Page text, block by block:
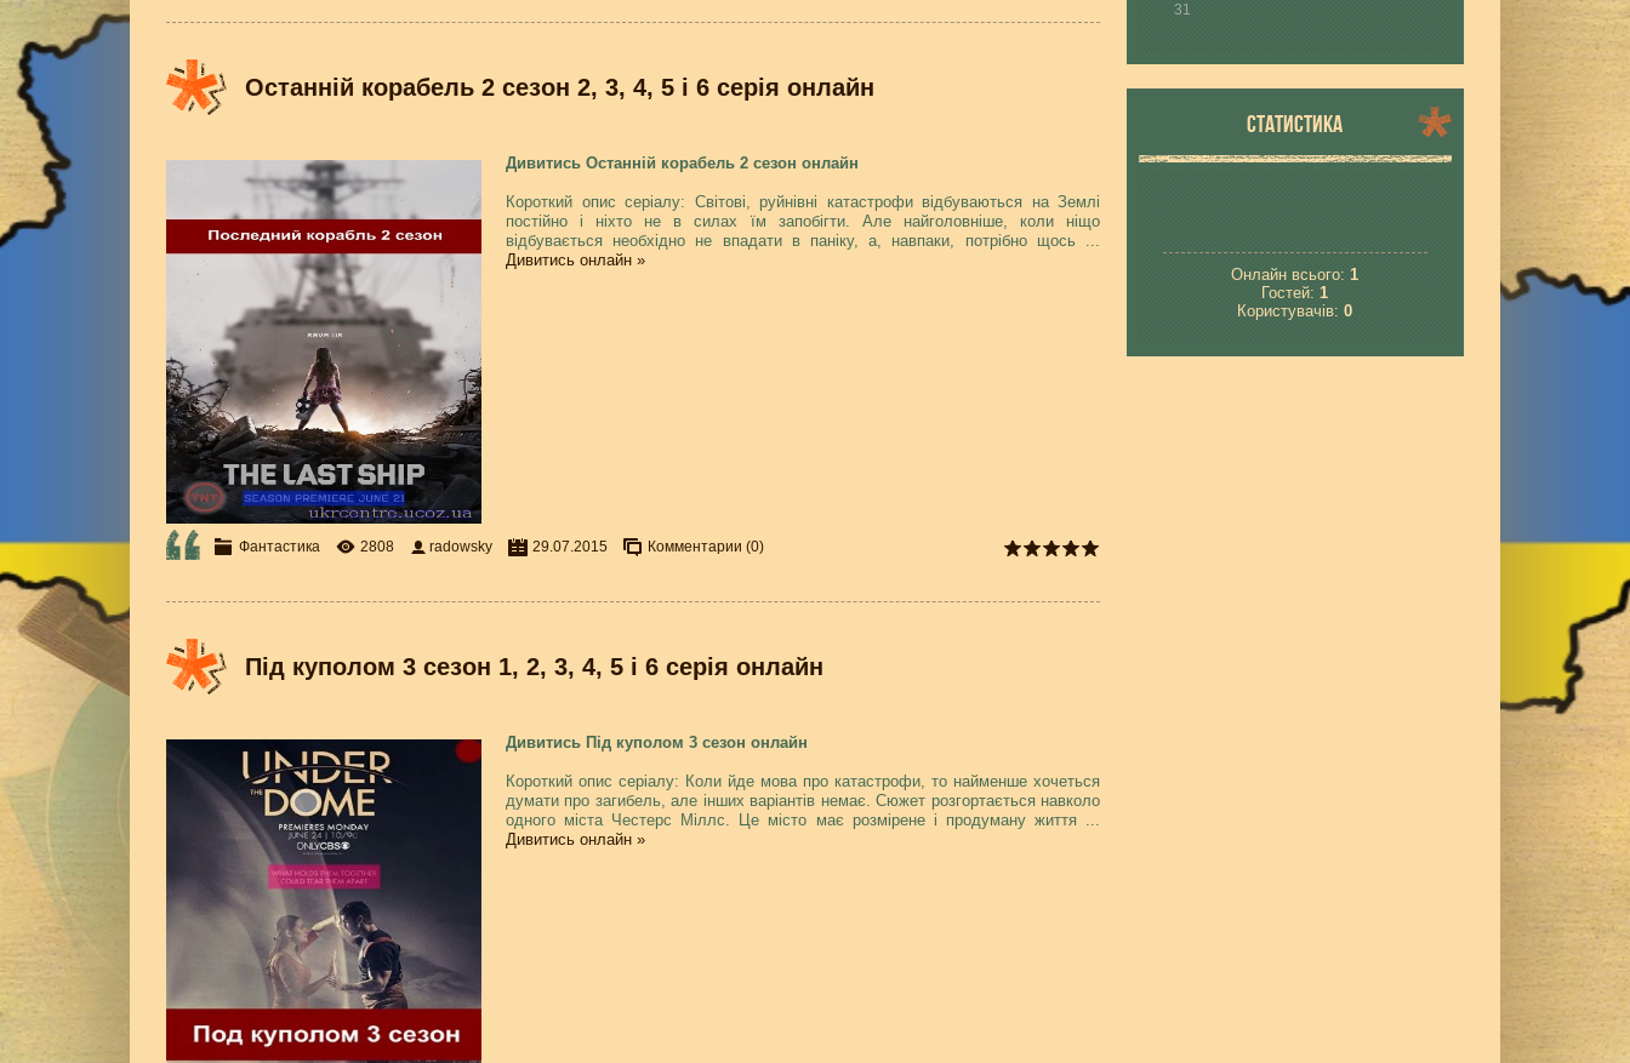
Останній корабель 2 сезон 2, 3, 4, 5 і 6 серія онлайн
Дивитись Останній корабель 2 сезон онлайн
Короткий опис серіалу: Світові, руйнівні катастрофи відбуваються на Землі
постійно і ніхто не в силах їм запобігти. Але найголовніше, коли ніщо
відбувається необхідно не впадати в паніку, а, навпаки, потрібно щось ...
Дивитись онлайн »
Фантастика 2808 radowsky 29.07.2015 Комментарии (0)
Під куполом 3 сезон 1, 2, 3, 4, 5 і 6 серія онлайн
Дивитись Під куполом 3 сезон онлайн
Короткий опис серіалу: Коли йде мова про катастрофи, то найменше хочеться
думати про загибель, але інших варіантів немає. Сюжет розгортається навколо
одного міста Честерс Міллс. Це місто має розмірене і продуману життя ...
Дивитись онлайн »
31
СТАТИСТИКА
Онлайн всього:1
Гостей:1
Користувачів:0